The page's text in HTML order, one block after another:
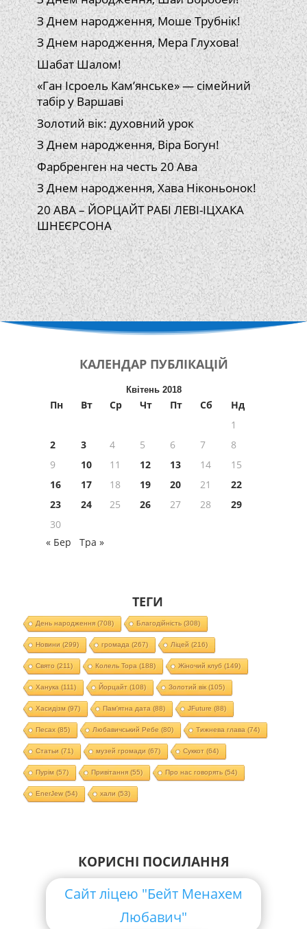
З Днем народження, Моше Трубнік!
З Днем народження, Мера Глухова!
Шабат Шалом!
«Ган Ісроель Кам’янське» — сімейний
табір у Варшаві
Золотий вік: духовний урок
З Днем народження, Віра Богун!
Фарбренген на честь 20 Ава
З Днем народження, Хава Ніконьонок!
20 АВА – ЙОРЦАЙТ РАБІ ЛЕВІ-ІЦХАКА
ШНЕЄРСОНА
КАЛЕНДАР ПУБЛІКАЦІЙ
Квітень 2018
Пн Вт Ср Чт Пт Сб
Нд
1
2
3 4 5 6 7
8
9
10 11 12 13 14
15
16
17 18 19 20 21
22
23
24 25 26 27 28
29
30
« Бер
Тра »
ТЕГИ
День народження(708) Благодійність (308)
Новини (299) громада (267) Ліцей (216)
Свято (211) Колель Тора (188) Жіночий клуб (149)
Ханука (111) Йорцайт (108) Золотий вік(105)
Хасидізм (97) Пам'ятна дата (88) JFuture (88)
Песах(85) Любавичський Ребе (80) Тижнева глава (74)
Статьи (71) музей громади (67) Суккот (64)
Пурім (57) Привітання(55) Про нас говорять (54)
EnerJew(54) хали (53)
КОРИСНІ ПОСИЛАННЯ
Сайт ліцею "Бейт Менахем
Любавич"